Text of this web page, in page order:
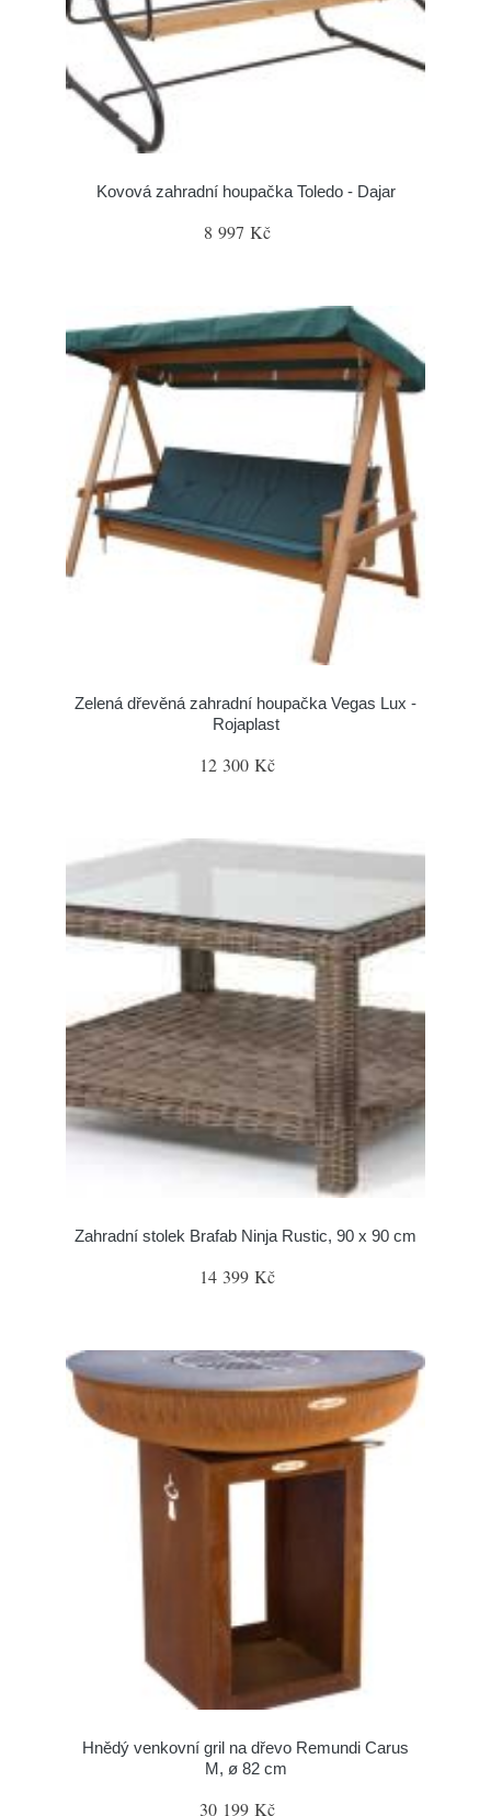
Kovová zahradní houpačka Toledo - Dajar
8 997 Kč
Zelená dřevěná zahradní houpačka Vegas Lux -
Rojaplast
12 300 Kč
Zahradní stolek Brafab Ninja Rustic, 90 x 90 cm
14 399 Kč
Hnědý venkovní gril na dřevo Remundi Carus
M, ø 82 cm
30 199 Kč